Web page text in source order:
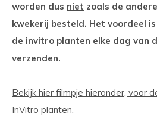
worden dus niet zoals de
kwekerij besteld. Het voordeel
de invitro planten elke dag van
verzenden.
Bekijk hier filmpje hieronder, voor
InVitro planten.